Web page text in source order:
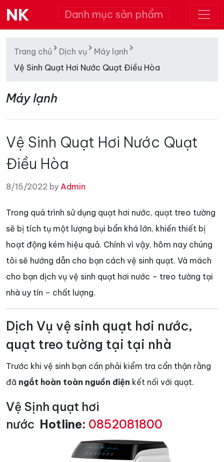
NK Danh mục sản phẩm
Trang chủ Dịch vụ
Máy lạnh
Vệ Sinh Quạt Hơi Nước Quạt Điều Hòa
Máy lạnh
Vệ Sinh Quạt Hơi Nước Quạt
Điều Hòa
8/15/2022 by Admin
Trong quá trình sử dụng quạt hơi nước, quạt treo tường
sẽ bị tích tụ một lượng bụi bẩn khá lớn, khiến thiết bị
hoạt động kém hiệu quả. Chính vì vậy, hôm nay chúng
tôi sẽ hướng dẫn cho bạn cách vệ sinh quạt. Và mách
cho bạn dịch vụ vệ sinh quạt hơi nước – treo tường tại
nhà uy tín – chất lượng.
Dịch Vụ vệ sinh quạt hơi nước,
quạt treo tường tại tại nhà
Trước khi vệ sinh bạn cần phải kiểm tra cẩn thận rằng
đã ngắt hoàn toàn nguồn điện kết nối với quạt.
Vệ Sịnh quạt hơi
nước Hotline: 0852081800